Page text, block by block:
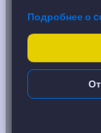
Флоатер
YTM
Подробнее о